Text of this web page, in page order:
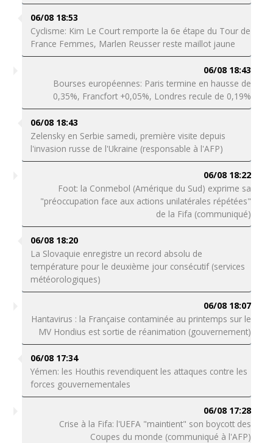
06/08 18:53
Cyclisme: Kim Le Court remporte la 6e étape du Tour de
France Femmes, Marlen Reusser reste maillot jaune
06/08 18:43
Bourses européennes: Paris termine en hausse de
0,35%, Francfort +0,05%, Londres recule de 0,19%
06/08 18:43
Zelensky en Serbie samedi, première visite depuis
l'invasion russe de l'Ukraine (responsable à l'AFP)
06/08 18:22
Foot: la Conmebol (Amérique du Sud) exprime sa
"préoccupation face aux actions unilatérales répétées"
de la Fifa (communiqué)
06/08 18:20
La Slovaquie enregistre un record absolu de
température pour le deuxième jour consécutif (services
météorologiques)
06/08 18:07
Hantavirus : la Française contaminée au printemps sur le
MV Hondius est sortie de réanimation (gouvernement)
06/08 17:34
Yémen: les Houthis revendiquent les attaques contre les
forces gouvernementales
06/08 17:28
Crise à la Fifa: l'UEFA "maintient" son boycott des
Coupes du monde (communiqué à l'AFP)